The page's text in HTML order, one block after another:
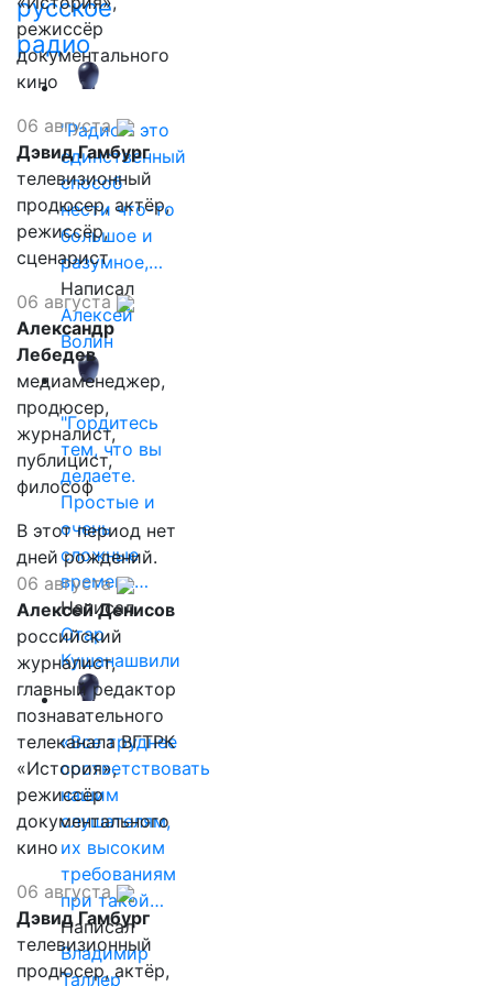
русское
радио
"Радио - это
единственный
способ
нести что-то
большое и
разумное,…
Написал
Алексей
Волин
"Гордитесь
тем, что вы
делаете.
Простые и
очень
сложные
времена…
Написал
Отар
Кушанашвили
«Все труднее
соответствовать
нашим
слушателям,
их высоким
требованиям
при такой…
Написал
Владимир
Таллер
режиссёр
документального
кино
06 августа
Дэвид Гамбург
телевизионный
продюсер, актёр,
режиссёр,
сценарист
06 августа
Александр
Лебедев
медиаменеджер,
продюсер,
журналист,
публицист,
философ
В этот период нет
дней рождений.
06 августа
Алексей Денисов
российский
журналист,
главный редактор
познавательного
телеканала ВГТРК
«История»,
режиссёр
документального
кино
06 августа
Дэвид Гамбург
телевизионный
продюсер, актёр,